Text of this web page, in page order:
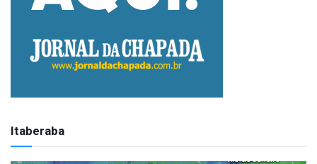
Itaberaba